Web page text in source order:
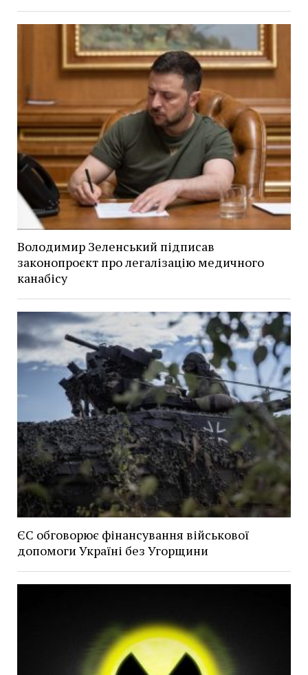
Володимир Зеленський підписав
законопроєкт про легалізацію медичного
канабісу
ЄС обговорює фінансування військової
допомоги Україні без Угорщини